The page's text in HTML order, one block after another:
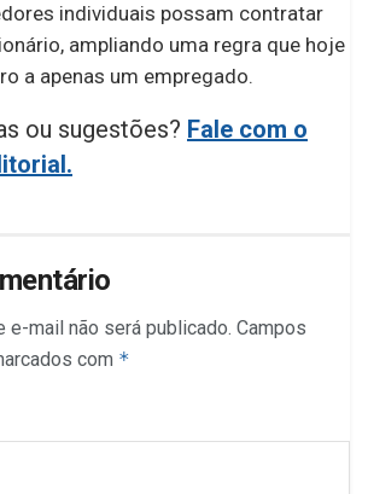
individuais possam contratar
ampliando uma regra que hoje
a apenas um empregado.
ou sugestões? Fale com o
e-mail não será publicado. Campos
com *